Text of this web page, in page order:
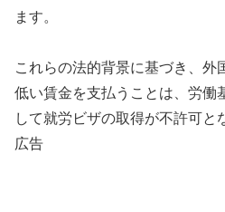
ます。
これらの法的背景に基づき、外
低い賃金を支払うことは、労働
して就労ビザの取得が不許可と
広告